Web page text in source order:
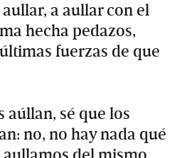
a aullar con el
hecha pedazos,
fuerzas de que
aúllan, sé que los
no, no hay nada qué